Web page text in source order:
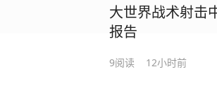
大世界战术射击
报告
9阅读 12小时前